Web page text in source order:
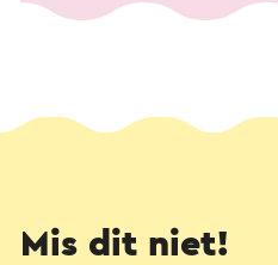
Mis dit niet!